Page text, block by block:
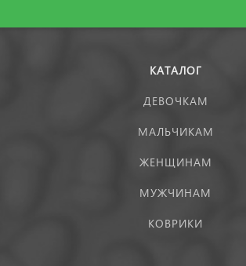
КАТАЛОГ
ДЕВОЧКАМ
МАЛЬЧИКАМ
ЖЕНЩИНАМ
МУЖЧИНАМ
КОВРИКИ